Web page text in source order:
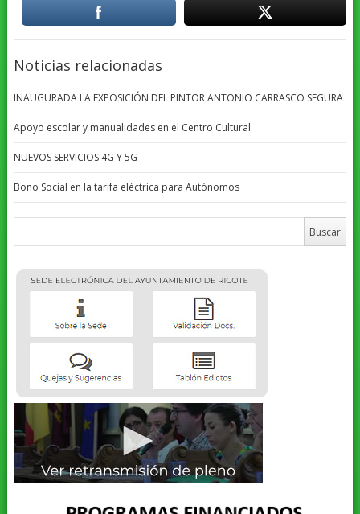
Noticias relacionadas
INAUGURADA LA EXPOSICIÓN DEL PINTOR ANTONIO CARRASCO SEGURA
Apoyo escolar y manualidades en el Centro Cultural
NUEVOS SERVICIOS 4G Y 5G
Bono Social en la tarifa eléctrica para Autónomos